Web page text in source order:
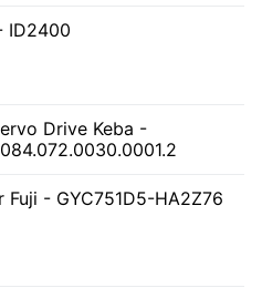
ID2400
Drive Keba -
Fuji - GYC751D5-HA2Z76